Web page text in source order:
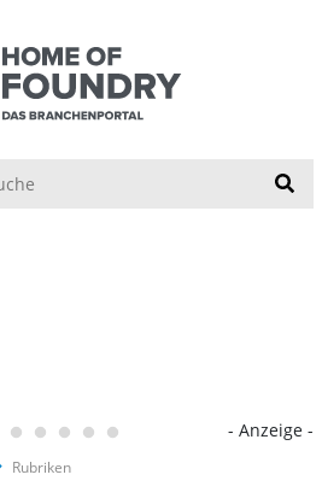
- Anzeige -
Rubriken